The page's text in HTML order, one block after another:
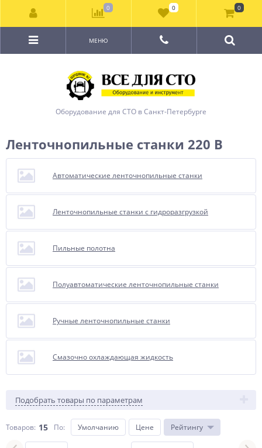
Оборудование для СТО в Санкт-Петербурге
МЕНЮ
Ленточнопильные станки 220 В
Автоматические ленточнопильные станки
Ленточнопильные станки с гидроразгрузкой
Пильные полотна
Полуавтоматические ленточнопильные станки
Ручные ленточнопильные станки
Смазочно охлаждающая жидкость
Подобрать товары по параметрам
Товаров: 15 По: Умолчанию Цене Рейтингу
0 0 0